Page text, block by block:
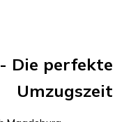
- Die perfekte
Umzugszeit